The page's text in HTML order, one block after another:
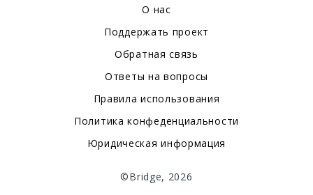
О нас
Поддержать проект
Обратная связь
Ответы на вопросы
Правила использования
Политика конфеденциальности
Юридическая информация
©Bridge, 2026